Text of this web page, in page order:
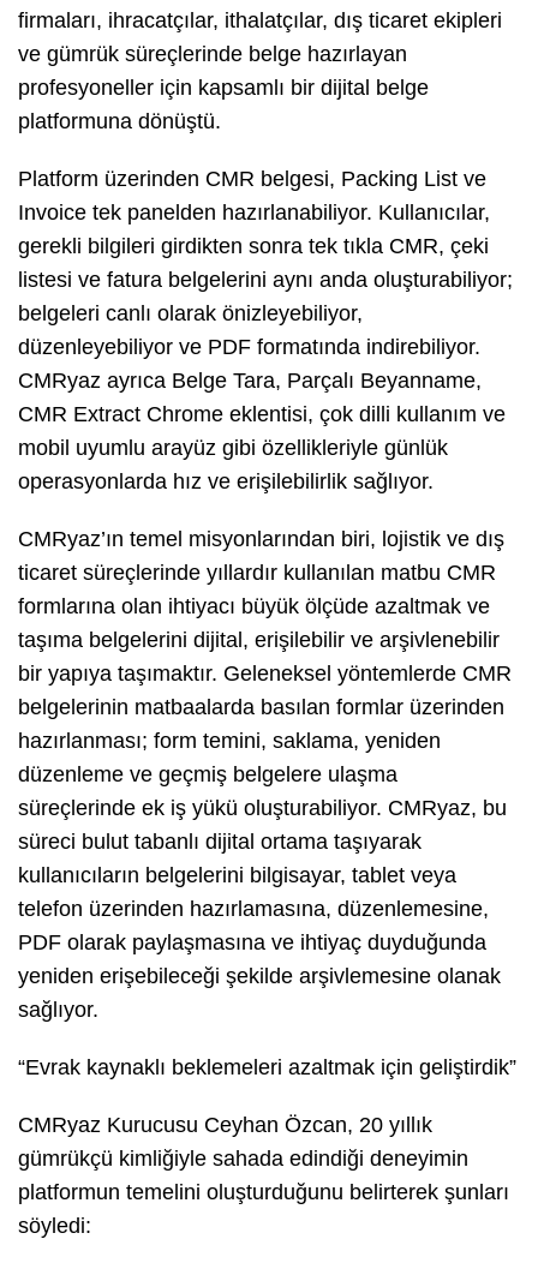
firmaları, ihracatçılar, ithalatçılar, dış ticaret ekipleri
ve gümrük süreçlerinde belge hazırlayan
profesyoneller için kapsamlı bir dijital belge
platformuna dönüştü.
Platform üzerinden CMR belgesi, Packing List ve
Invoice tek panelden hazırlanabiliyor. Kullanıcılar,
gerekli bilgileri girdikten sonra tek tıkla CMR, çeki
listesi ve fatura belgelerini aynı anda oluşturabiliyor;
belgeleri canlı olarak önizleyebiliyor,
düzenleyebiliyor ve PDF formatında indirebiliyor.
CMRyaz ayrıca Belge Tara, Parçalı Beyanname,
CMR Extract Chrome eklentisi, çok dilli kullanım ve
mobil uyumlu arayüz gibi özellikleriyle günlük
operasyonlarda hız ve erişilebilirlik sağlıyor.
CMRyaz’ın temel misyonlarından biri, lojistik ve dış
ticaret süreçlerinde yıllardır kullanılan matbu CMR
formlarına olan ihtiyacı büyük ölçüde azaltmak ve
taşıma belgelerini dijital, erişilebilir ve arşivlenebilir
bir yapıya taşımaktır. Geleneksel yöntemlerde CMR
belgelerinin matbaalarda basılan formlar üzerinden
hazırlanması; form temini, saklama, yeniden
düzenleme ve geçmiş belgelere ulaşma
süreçlerinde ek iş yükü oluşturabiliyor. CMRyaz, bu
süreci bulut tabanlı dijital ortama taşıyarak
kullanıcıların belgelerini bilgisayar, tablet veya
telefon üzerinden hazırlamasına, düzenlemesine,
PDF olarak paylaşmasına ve ihtiyaç duyduğunda
yeniden erişebileceği şekilde arşivlemesine olanak
sağlıyor.
“Evrak kaynaklı beklemeleri azaltmak için geliştirdik”
CMRyaz Kurucusu Ceyhan Özcan, 20 yıllık
gümrükçü kimliğiyle sahada edindiği deneyimin
platformun temelini oluşturduğunu belirterek şunları
söyledi: